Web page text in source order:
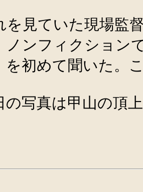
を見ていた現場監
ノンフィクション
を初めて聞いた。
の写真は甲山の頂